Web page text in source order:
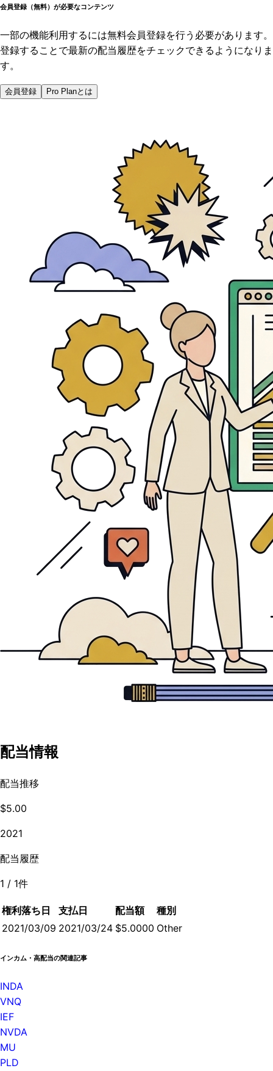
会員登録（無料）が必要なコンテンツ
一部の機能利用するには無料会員登録を行う必要があります。
登録することで最新の配当履歴をチェックできるようになりま
す。
会員登録 Pro Planとは
配当情報
配当推移
$5.00
2021
配当履歴
1 / 1件
権利落ち日 支払日 配当額
種別
2021/03/09 2021/03/24 $5.0000 Other
インカム・高配当の関連記事
INDA
VNQ
IEF
NVDA
MU
PLD